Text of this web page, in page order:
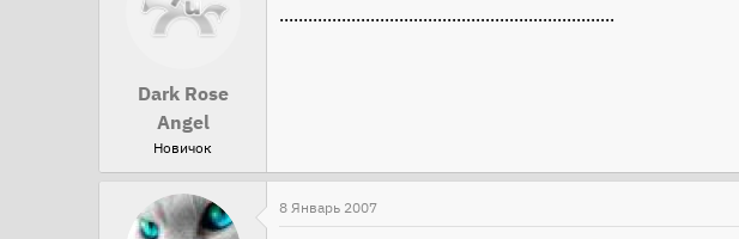
Dark Rose
Angel
Новичок
......................................................................
8 Январь 2007